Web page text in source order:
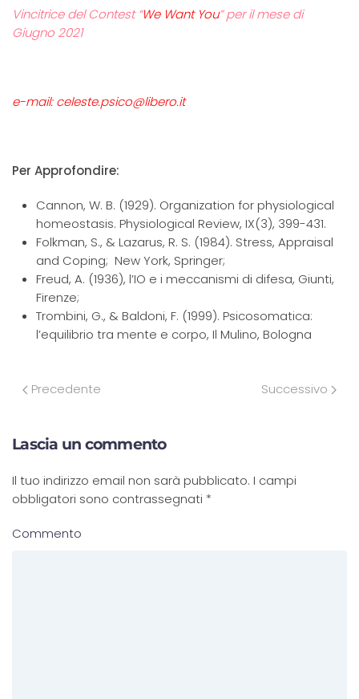
Vincitrice del Contest “We Want You” per il mese di
Giugno 2021
e-mail: celeste.psico@libero.it
Per Approfondire:
Cannon, W. B. (1929). Organization for physiological
homeostasis. Physiological Review, IX(3), 399-431.
Folkman, S., & Lazarus, R. S. (1984). Stress, Appraisal
and Coping; New York, Springer;
Freud, A. (1936), l’IO e i meccanismi di difesa, Giunti,
Firenze;
Trombini, G., & Baldoni, F. (1999). Psicosomatica:
l’equilibrio tra mente e corpo, Il Mulino, Bologna
Precedente Successivo
Lascia un commento
Il tuo indirizzo email non sarà pubblicato. I campi
obbligatori sono contrassegnati *
Commento